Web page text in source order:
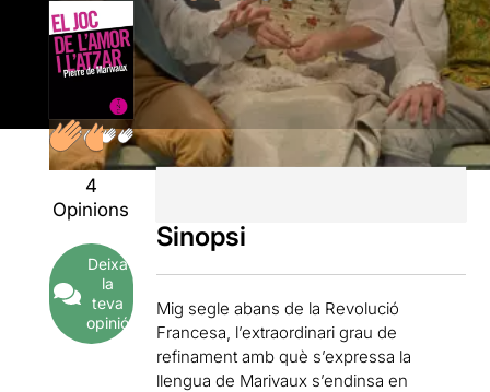
4
Opinions
Deixa
la
teva
opinió
Sinopsi
Mig segle abans de la Revolució
Francesa, l’extraordinari grau de
refinament amb què s’expressa la
llengua de Marivaux s’endinsa en